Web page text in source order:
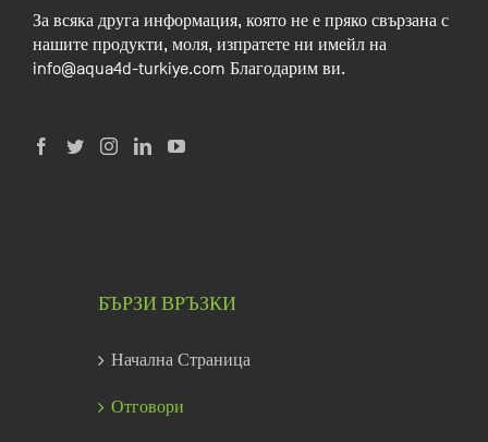
За всяка друга информация, която не е пряко свързана с
нашите продукти, моля, изпратете ни имейл на
info@aqua4d-turkiye.com Благодарим ви.
БЪРЗИ ВРЪЗКИ
Начална Страница
Отговори